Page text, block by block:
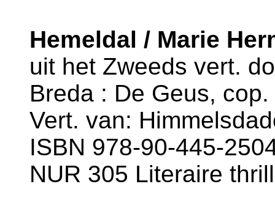
Hemeldal / Marie
uit het Zweeds vert.
Breda : De Geus,
Vert. van:
ISBN 978-90-445-
NUR 305 Literaire